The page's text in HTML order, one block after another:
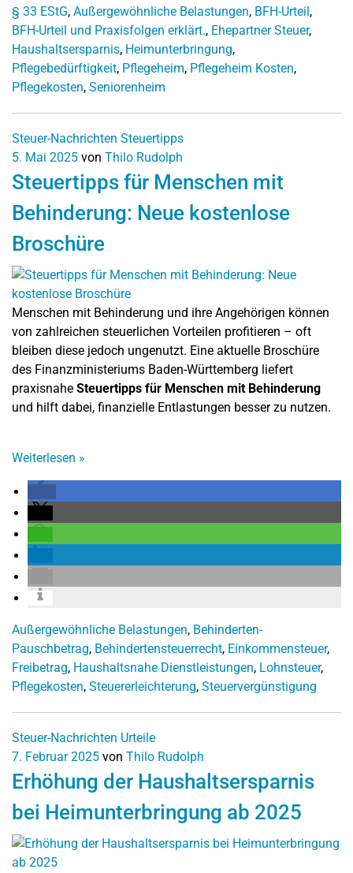
§ 33 EStG, Außergewöhnliche Belastungen, BFH-Urteil,
BFH-Urteil und Praxisfolgen erklärt., Ehepartner Steuer,
Haushaltsersparnis, Heimunterbringung,
Pflegebedürftigkeit, Pflegeheim, Pflegeheim Kosten,
Pflegekosten, Seniorenheim
Steuer-Nachrichten Steuertipps
5. Mai 2025 von Thilo Rudolph
Steuertipps für Menschen mit
Behinderung: Neue kostenlose
Broschüre
Menschen mit Behinderung und ihre Angehörigen können
von zahlreichen steuerlichen Vorteilen profitieren – oft
bleiben diese jedoch ungenutzt. Eine aktuelle Broschüre
des Finanzministeriums Baden-Württemberg liefert
praxisnahe Steuertipps für Menschen mit Behinderung
und hilft dabei, finanzielle Entlastungen besser zu nutzen.
Weiterlesen »
Außergewöhnliche Belastungen, Behinderten-
Pauschbetrag, Behindertensteuerrecht, Einkommensteuer,
Freibetrag, Haushaltsnahe Dienstleistungen, Lohnsteuer,
Pflegekosten, Steuererleichterung, Steuervergünstigung
Steuer-Nachrichten Urteile
7. Februar 2025 von Thilo Rudolph
Erhöhung der Haushaltsersparnis
bei Heimunterbringung ab 2025